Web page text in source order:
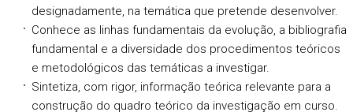
designadamente, na temática que pretende desenvolver.
Conhece as linhas fundamentais da evolução, a bibliografia
fundamental e a diversidade dos procedimentos teóricos
e metodológicos das temáticas a investigar.
Sintetiza, com rigor, informação teórica relevante para a
construção do quadro teórico da investigação em curso.